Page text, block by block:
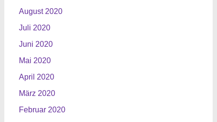
August 2020
Juli 2020
Juni 2020
Mai 2020
April 2020
März 2020
Februar 2020